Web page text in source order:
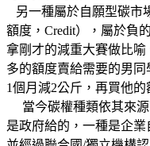
另一種屬於自願型碳市
額度，Credit），屬於負
拿剛才的減重大賽做比
多的額度賣給需要的男
1個月減2公斤，再買他
當今碳權種類依其來源
是政府給的，一種是企業